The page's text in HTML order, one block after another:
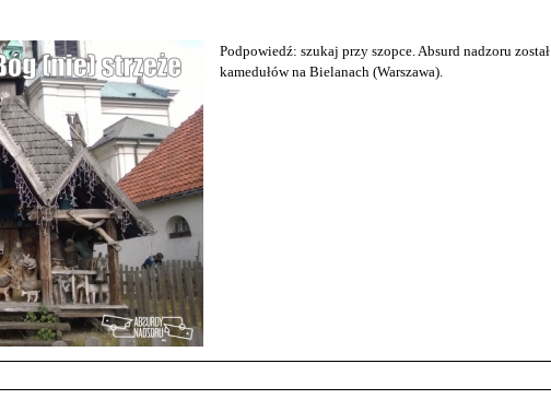
Podpowiedź: szukaj przy szopce. Absurd nadzoru
kamedułów na Bielanach (Warszawa).